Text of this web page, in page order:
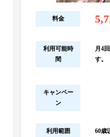
料金
利用可能時
間
月4
す。
キャンペー
ン
利用範囲
60歳